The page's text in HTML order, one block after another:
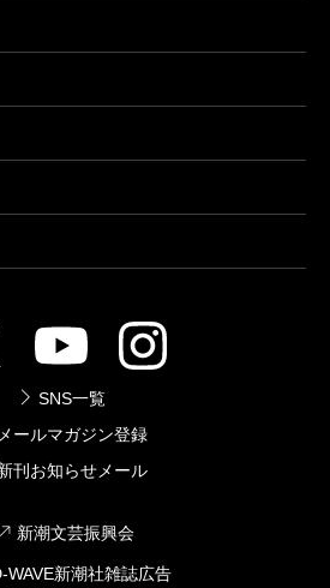
SNS一覧
メールマガジン登録
刊お知らせメール
新潮文芸振興会
WAVE新潮社雑誌広告